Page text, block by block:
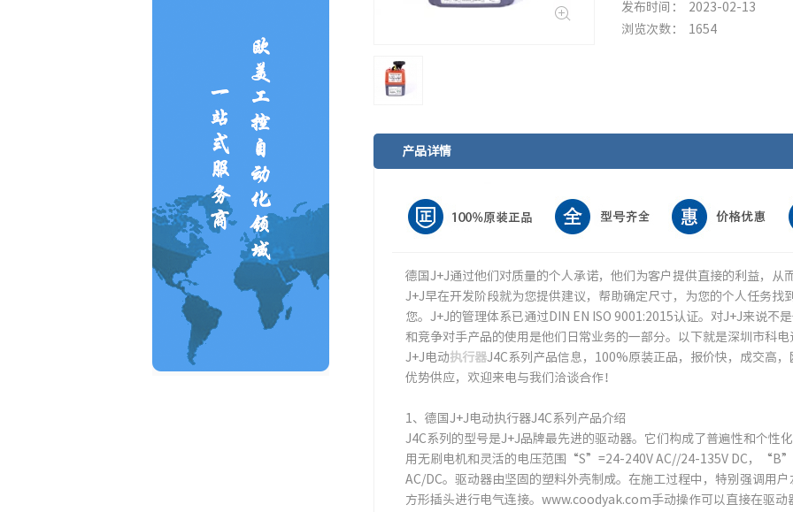
发布时间： 2023-02-13
浏览次数： 1654
产品详情
德国J+J通过他们对质量的个人承诺，他们为客户提供直接的利益，从
J+J早在开发阶段就为您提供建议，帮助确定尺寸，为您的个人任务找
您。J+J的管理体系已通过DIN EN ISO 9001:2015认证。对J+J来说不
和竞争对手产品的使用是他们日常业务的一部分。以下就是深圳市科
J+J电动执行器J4C系列产品信息，100%原装正品，报价快，成交高
优势供应，欢迎来电与我们洽谈合作！
1、德国J+J电动执行器J4C系列产品介绍
J4C系列的型号是J+J品牌最先进的驱动器。它们构成了普遍性和个性
用无刷电机和灵活的电压范围“S”=24-240V AC//24-135V DC，
AC/DC。驱动器由坚固的塑料外壳制成。在施工过程中，特别强调用
方形插头进行电气连接。www.coodyak.com手动操作可以直接在驱动